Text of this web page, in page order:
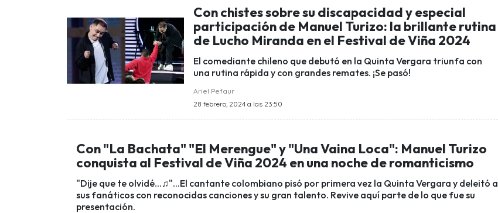
Con chistes sobre su discapacidad y especial
participación de Manuel Turizo: la brillante rutina
de Lucho Miranda en el Festival de Viña 2024
El comediante chileno que debutó en la Quinta Vergara triunfa con
una rutina rápida y con grandes remates. ¡Se pasó!
Ariel Pefaur
28 febrero, 2024 a las 23:50
Con "La Bachata" "El Merengue" y "Una Vaina Loca": Manuel Turizo
conquista al Festival de Viña 2024 en una noche de romanticismo
"Dije que te olvidé...♫"...El cantante colombiano pisó por primera vez la Quinta Vergara y deleitó a
sus fanáticos con reconocidas canciones y su gran talento. Revive aquí parte de lo que fue su
presentación.